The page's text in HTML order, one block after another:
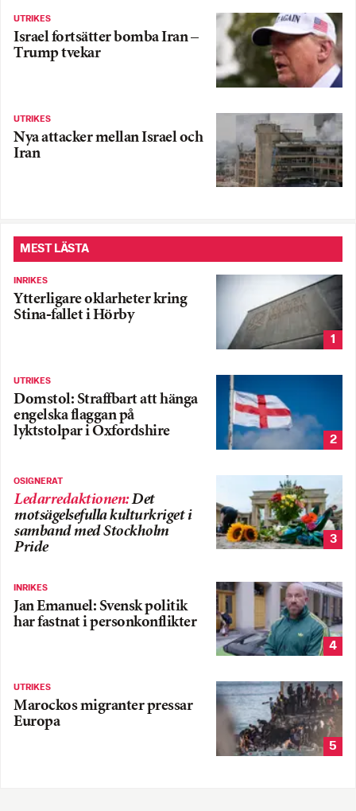
UTRIKES
Israel fortsätter bomba Iran –
Trump tvekar
UTRIKES
Nya attacker mellan Israel och
Iran
MEST LÄSTA
INRIKES
Ytterligare oklarheter kring
Stina-fallet i Hörby
1
UTRIKES
Domstol: Straffbart att hänga
engelska flaggan på
lyktstolpar i Oxfordshire
2
OSIGNERAT
Ledarredaktionen:Det
motsägelsefulla kulturkriget i
samband med Stockholm
Pride
3
INRIKES
Jan Emanuel: Svensk politik
har fastnat i personkonflikter
4
UTRIKES
Marockos migranter pressar
Europa
5